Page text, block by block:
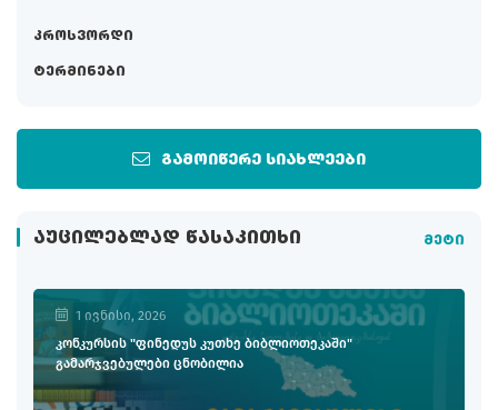
კროსვორდი
ტერმინები
გამოიწერე სიახლეები
ᲐᲣᲪᲘᲚᲔᲑᲚᲐᲓ ᲬᲐᲡᲐᲙᲘᲗᲮᲘ მეტი
1 ივნისი, 2026
კონკურსის "ფინედუს კუთხე ბიბლიოთეკაში"
გამარჯვებულები ცნობილია